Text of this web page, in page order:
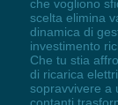
che vogliono
scelta elimina
dinamica di
investimento
Che tu stia
di ricarica
sopravvivere a